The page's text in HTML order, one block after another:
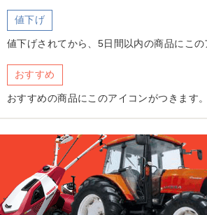
値下げ
値下げされてから、5日間以内の商品にこの
おすすめ
おすすめの商品にこのアイコンがつきます。